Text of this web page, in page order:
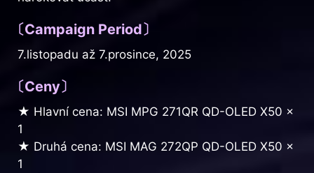
〔Campaign Period〕
7.listopadu až 7.prosince, 2025
〔Ceny〕
★ Hlavní cena: MSI MPG 271QR QD-OLED X50 ×
1
★ Druhá cena: MSI MAG 272QP QD-OLED X50 ×
1